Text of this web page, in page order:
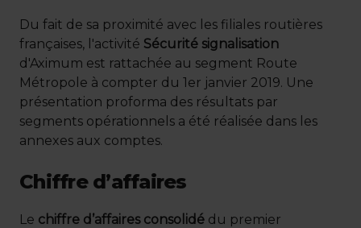
Du fait de sa proximité avec les filiales routières
françaises, l'activité Sécurité signalisation
d'Aximum est rattachée au segment Route
Métropole à compter du 1er janvier 2019. Une
présentation proforma des résultats par
segments opérationnels a été réalisée dans les
annexes aux comptes.
Chiffre d’affaires
Le chiffre d’affaires consolidé du premier